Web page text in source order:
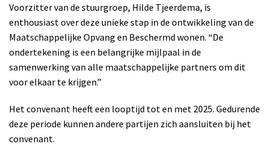
Voorzitter van de stuurgroep, Hilde Tjeerdema, is
enthousiast over deze unieke stap in de ontwikkeling van de
Maatschappelijke Opvang en Beschermd wonen. “De
ondertekening is een belangrijke mijlpaal in de
samenwerking van alle maatschappelijke partners om dit
voor elkaar te krijgen.”
Het convenant heeft een looptijd tot en met 2025. Gedurende
deze periode kunnen andere partijen zich aansluiten bij het
convenant.